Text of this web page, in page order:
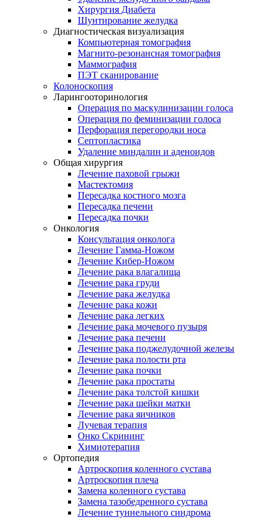
Хирургия Диабета
Шунтирование желудка
Диагностическая визуализация
Компьютерная томография
Магнито-резонансная томография
Маммография
ПЭТ сканирование
Колоноскопия
Ларингооторинология
Операция по маскулинизации голоса
Операция по феминизации голоса
Перфорация перегородки носа
Септопластика
Удаление миндалин и аденоидов
Общая хирургия
Лечение паховой грыжи
Мастектомия
Пересадка костного мозга
Пересадка печени
Пересадка почки
Онкология
Консультация онколога
Лечение Гамма-Ножом
Лечение Кибер-Ножом
Лечение рака влагалища
Лечение рака груди
Лечение рака желудка
Лечение рака кожи
Лечение рака легких
Лечение рака мочевого пузыря
Лечение рака печени
Лечение рака поджелудочной железы
Лечение рака полости рта
Лечение рака почки
Лечение рака простаты
Лечение рака толстой кишки
Лечение рака шейки матки
Лечение рака яичников
Лучевая терапия
Онко Скрининг
Химиотерапия
Ортопедия
Артроскопия коленного сустава
Артроскопия плеча
Замена коленного сустава
Замена тазобедренного сустава
Лечение туннельного синдрома